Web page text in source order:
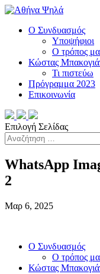
Ο Συνδυασμός
Υποψήφιοι
Ο τρόπος
Κώστας
Τι πιστεύω
Πρόγραμμα 2023
Επικοινωνία
Επιλογή Σελίδας
WhatsApp
2
Μαρ 6, 2025
Ο Συνδυασμός
Ο τρόπος
Κώστας